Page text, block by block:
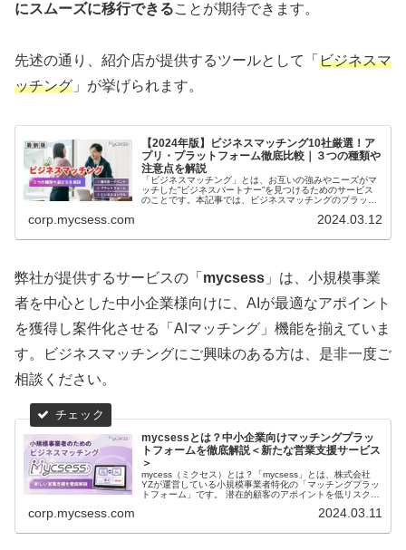
にスムーズに移行できることが期待できます。
先述の通り、紹介店が提供するツールとして「 ビジネスマ
ッチング 」が挙げられます。
【2024年版】ビジネスマッチング10社厳選！ア
プリ・プラットフォーム徹底比較｜３つの種類や
注意点を解説
「ビジネスマッチング」とは、お互いの強みやニーズがマ
ッチした”ビジネスパートナー”を見つけるためのサービス
のことです。本記事では、ビジネスマッチングのプラット
corp.mycsess.com 2024.03.12
弊社が提供するサービスの「 mycsess 」は、小規模事業
者を中心とした中小企業様向けに、AIが最適なアポイント
を獲得し案件化させる「AIマッチング」機能を揃えていま
す。ビジネスマッチングにご興味のある方は、是非一度ご
相談ください。
mycsessとは？中小企業向けマッチングプラッ
トフォームを徹底解説＜新たな営業支援サービス
＞
mycess（ミクセス）とは？「mycsess」とは、株式会社
YZが運営している小規模事業者特化の「マッチングプラッ
トフォーム」です。 潜在的顧客のアポイントを低リスクで
corp.mycsess.com 2024.03.11